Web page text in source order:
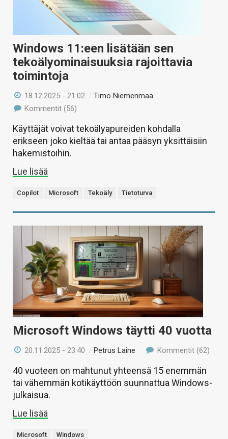
Windows 11:een lisätään sen
tekoälyominaisuuksia rajoittavia
toimintoja
18.12.2025 - 21:02 /Timo Niemenmaa
Kommentit (56)
Käyttäjät voivat tekoälyapureiden kohdalla
erikseen joko kieltää tai antaa pääsyn yksittäisiin
hakemistoihin.
Lue lisää
Copilot Microsoft Tekoäly Tietoturva
Microsoft Windows täytti 40 vuotta
20.11.2025 - 23:40 /Petrus Laine Kommentit (62)
40 vuoteen on mahtunut yhteensä 15 enemmän
tai vähemmän kotikäyttöön suunnattua Windows-
julkaisua.
Lue lisää
Microsoft Windows